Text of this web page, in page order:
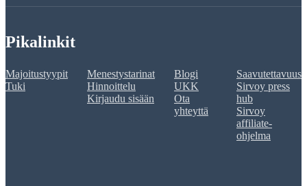
Pikalinkit
Majoitustyypit
Tuki
Menestystarinat
Hinnoittelu
Kirjaudu sisään
Blogi
UKK
Ota
yhteyttä
Saavutettavuus
Sirvoy press
hub
Sirvoy
affiliate-
ohjelma